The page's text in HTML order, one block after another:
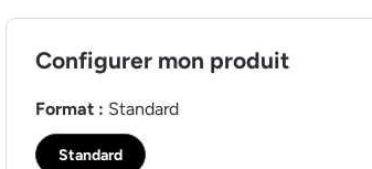
Configurer mon produit
Format : Standard
Standard